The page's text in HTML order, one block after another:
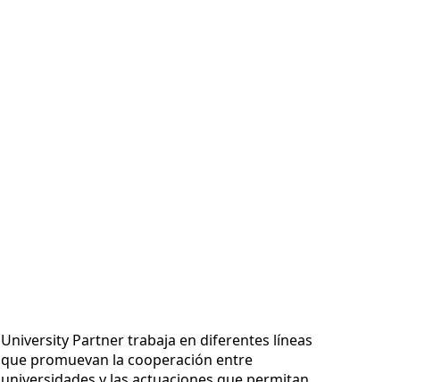
University Partner trabaja en diferentes líneas
que promuevan la cooperación entre